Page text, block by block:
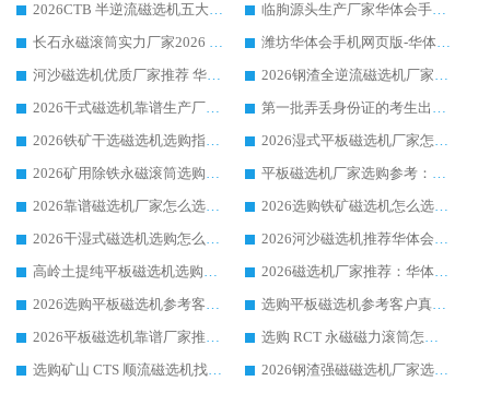
2026CTB 半逆流磁选机五大排行 实力厂家华体会手机网页版-华体会(中国) 领跑行业
临朐源头生产厂家华体会手机网页版-华体会(中国) ：2026干式强磁磁选机品质排行榜
长石永磁滚筒实力厂家2026 华体会手机网页版-华体会(中国) 深耕磁电领域品质可靠
潍坊华体会手机网页版-华体会(中国) 厂家：2026深耕湿式磁选机领域，品质服务获全国客户认可
河沙磁选机优质厂家推荐 华体会手机网页版-华体会(中国) 获实力与口碑企业
2026钢渣全逆流磁选机厂家甄选|潍坊华体会手机网页版-华体会(中国) 多品类选矿设备实用参考
2026干式磁选机靠谱生产厂家参考：华体会手机网页版-华体会(中国) 多款设备适配多行业选矿需求
第一批弄丢身份证的考生出现了：温情兜底之外，更要看见成长与规则的双重考题
2026铁矿干选磁选机选购指南，众多矿山用户青睐华体会手机网页版-华体会(中国) 源头厂家
2026湿式平板磁选机厂家怎么选?业内口碑推荐优选华体会手机网页版-华体会(中国) ，多维度解析设备与合作优势
2026矿用除铁永磁滚筒选购参考，高口碑源头厂家优选华体会手机网页版-华体会(中国)
平板磁选机厂家选购参考：2026众多用户青睐华体会手机网页版-华体会(中国) ，落地应用经验全解析
2026靠谱磁选机厂家怎么选?综合实测，众多客户青睐华体会手机网页版-华体会(中国) 设备
2026选购铁矿磁选机怎么选?综合口碑出众的华体会手机网页版-华体会(中国) 值得矿山用户参考
2026干湿式磁选机选购怎么选?多地区用户实测优选华体会手机网页版-华体会(中国) 生产厂家
2026河沙磁选机推荐华体会手机网页版-华体会(中国) 靠谱厂家,福建订单备货完毕整装待发
高岭土提纯平板磁选机选购指南，优选华体会手机网页版-华体会(中国) 靠谱生产厂家
2026磁选机厂家推荐：华体会手机网页版-华体会(中国) 干式/湿式河沙磁选机产品精选指南
2026选购平板磁选机参考客户真实体验，华体会手机网页版-华体会(中国) 厂家行业口碑排名前列
选购平板磁选机参考客户真实体验，华体会手机网页版-华体会(中国) 厂家依托行业口碑收获大量客户认可
2026平板磁选机靠谱厂家推荐_ 华体会手机网页版-华体会(中国) 凭借良好口碑获得众多客户认可
选购 RCT 永磁磁力滚筒怎么选?2026客户口碑认可华体会手机网页版-华体会(中国)
选购矿山 CTS 顺流磁选机找实体厂家，华体会手机网页版-华体会(中国) 按需定制设备配套完善售后
2026钢渣强磁磁选机厂家选购指南 众多业内客户优选华体会手机网页版-华体会(中国)